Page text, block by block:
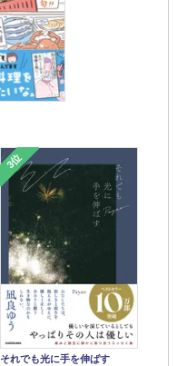
3位
それでも光に手を伸ばす